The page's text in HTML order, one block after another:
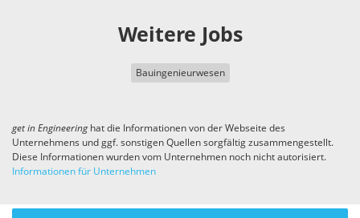
Weitere Jobs
Bauingenieurwesen
get in Engineeringhat die Informationen von der Webseite des
Unternehmens und ggf. sonstigen Quellen sorgfältig zusammengestellt.
Diese Informationen wurden vom Unternehmen noch nicht autorisiert.
Informationen für Unternehmen